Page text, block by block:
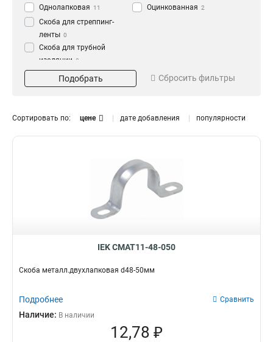
Однолапковая 11
Скоба для стреппинг-
ленты 0
Скоба для трубной
изоляции
0
Оцинкованная 2
для кабеля
Подобрать Сбросить фильтры
Сортировать по: цене дате добавления популярности
IEK CMAT11-48-050
Скоба металл.двухлапковая d48-50мм
Подробнее Сравнить
Наличие: В наличии
12,78 ₽